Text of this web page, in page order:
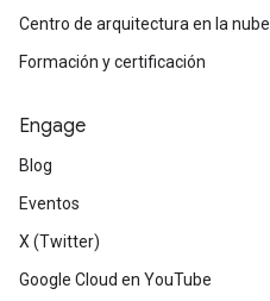
Centro de arquitectura en la nube
Formación y certificación
Engage
Blog
Eventos
X (Twitter)
Google Cloud en YouTube